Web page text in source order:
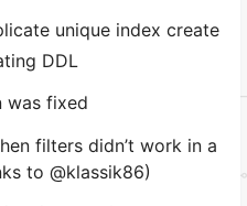
unique index create
DDL
was fixed
filters didn’t work in a
to @klassik86)